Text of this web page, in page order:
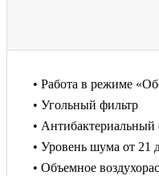
• Работа в режиме
• Угольный фильтр
• Антибактериальный
• Уровень шума от 21
• Объемное